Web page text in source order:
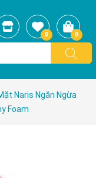
0 0
Naris Ngăn Ngừa
Foam